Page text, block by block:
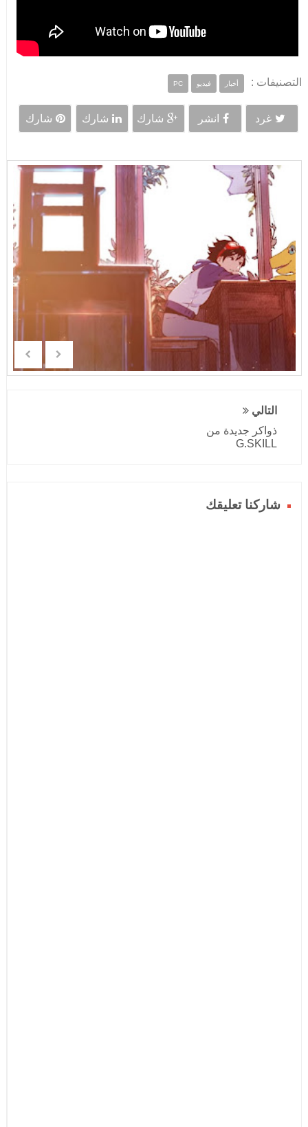
التصنيفات : أخبار فيديو PC
غرد انشر شارك شارك شارك
التالي
ذواكر جديدة من
G.SKILL
شاركنا تعليقك